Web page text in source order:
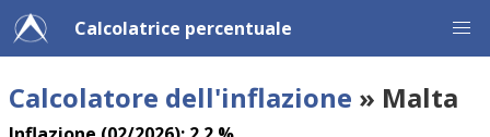
Calcolatrice percentuale
Calcolatore dell'inflazione » Malta